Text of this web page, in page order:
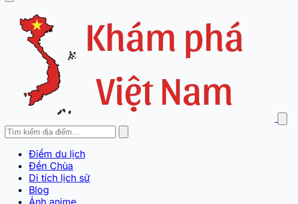
Điểm du lịch
Đền Chùa
Di tích lịch sử
Blog
Ảnh anime